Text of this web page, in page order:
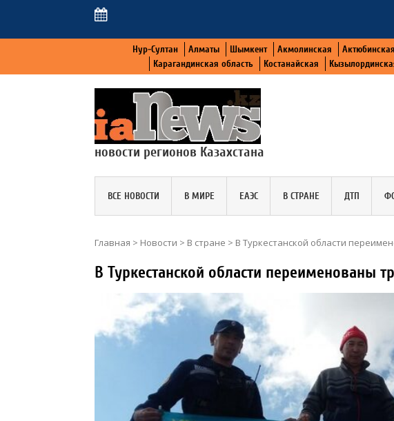
Нур-Султан Алматы Шымкент Акмолинская Актюбинская
Карагандинская область
Костанайская
новости регионов Казахстана
ВСЕ НОВОСТИ В МИРЕ ЕАЭС В СТРАНЕ ДТП
Главная > Новости > В стране > В Туркестанской области
В Туркестанской области переименованы